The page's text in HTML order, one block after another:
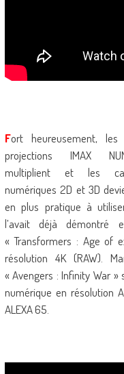
Fort heureusement,
projections IMAX
multiplient et les
numériques 2D et 3D
en plus pratique à
l’avait déjà démontré
« Transformers : Age of
résolution 4K (RAW).
« Avengers : Infinity War
numérique en résolution
ALEXA 65.